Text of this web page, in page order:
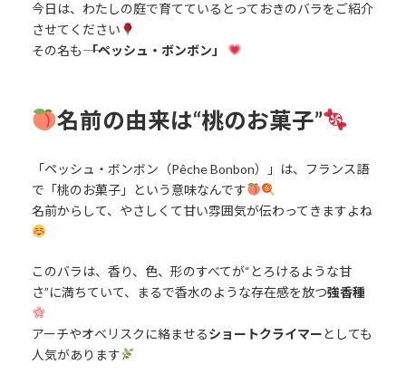
今日は、わたしの庭で育てているとっておきのバラをご紹介
させてください
その名も――「ペッシュ・ボンボン」
名前の由来は“桃のお菓子”
「ペッシュ・ボンボン（Pêche Bonbon）」は、フランス語
で「桃のお菓子」という意味なんです
名前からして、やさしくて甘い雰囲気が伝わってきますよね
このバラは、香り、色、形のすべてが“とろけるような甘
さ”に満ちていて、まるで香水のような存在感を放つ強香種
アーチやオベリスクに絡ませるショートクライマーとしても
人気があります